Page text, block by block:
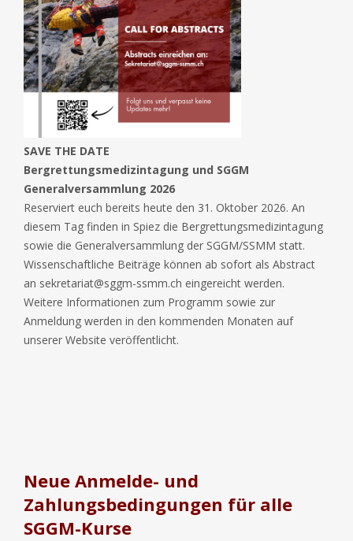
SAVE THE DATE
Bergrettungsmedizintagung und SGGM
Generalversammlung 2026
Reserviert euch bereits heute den 31. Oktober 2026. An
diesem Tag finden in Spiez die Bergrettungsmedizintagung
sowie die Generalversammlung der SGGM/SSMM statt.
Wissenschaftliche Beiträge können ab sofort als Abstract
an sekretariat@sggm-ssmm.ch eingereicht werden.
Weitere Informationen zum Programm sowie zur
Anmeldung werden in den kommenden Monaten auf
unserer Website veröffentlicht.
Neue Anmelde- und
Zahlungsbedingungen für alle
SGGM-Kurse